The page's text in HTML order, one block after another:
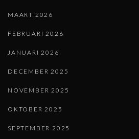
MAART 2026
FEBRUARI 2026
JANUARI 2026
DECEMBER 2025
NOVEMBER 2025
OKTOBER 2025
SEPTEMBER 2025